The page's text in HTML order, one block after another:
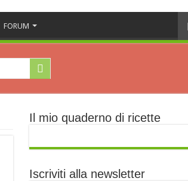
FORUM
Il mio quaderno di ricette
Iscriviti alla newsletter